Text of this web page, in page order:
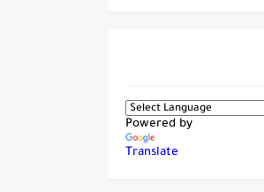
Powered by
Translate